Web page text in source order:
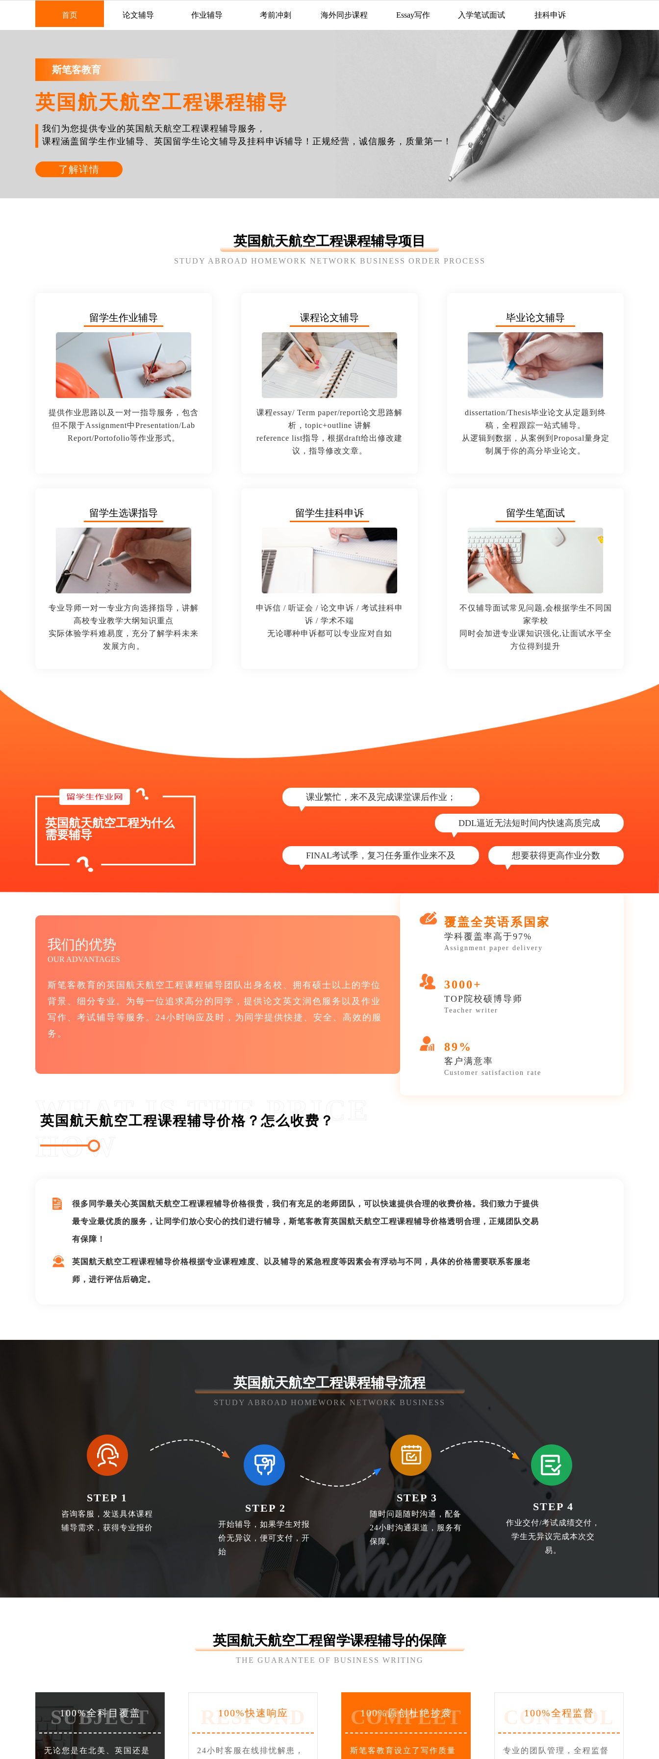
首页 论文辅导 作业辅导 考前冲刺 海外同步课程 Essay写作 入学笔试面试 挂科申诉
斯笔客教育
英国航天航空工程课程辅导
我们为您提供专业的英国航天航空工程课程辅导服务，
课程涵盖留学生作业辅导、英国留学生论文辅导及挂科申诉辅导！正规经营，诚信服务，质量第一！
了解详情
英国航天航空工程课程辅导项目
STUDY ABROAD HOMEWORK NETWORK BUSINESS ORDER PROCESS
留学生作业辅导
提供作业思路以及一对一指导服务，包含
但不限于Assignment中Presentation/Lab
Report/Portofolio等作业形式。
课程论文辅导
课程essay/ Term paper/report论文思路解
析，topic+outline 讲解
reference list指导，根据draft给出修改建
议，指导修改文章。
毕业论文辅导
dissertation/Thesis毕业论文从定题到终
稿，全程跟踪一站式辅导。
从逻辑到数据，从案例到Proposal量身定
制属于你的高分毕业论文。
留学生选课指导
专业导师一对一专业方向选择指导，讲解
高校专业教学大纲知识重点
实际体验学科难易度，充分了解学科未来
发展方向。
留学生挂科申诉
申诉信 / 听证会 / 论文申诉 / 考试挂科申
诉 / 学术不端
无论哪种申诉都可以专业应对自如
留学生笔面试
不仅辅导面试常见问题,会根据学生不同国
家学校
同时会加进专业课知识强化,让面试水平全
方位得到提升
英国航天航空工程为什么
需要辅导
课业繁忙，来不及完成课堂课后作业；
DDL逼近无法短时间内快速高质完成
FINAL考试季，复习任务重作业来不及 想要获得更高作业分数
我们的优势
OUR ADVANTAGES
斯笔客教育的英国航天航空工程课程辅导团队出身名校、拥有硕士以上的学位
背景、细分专业。为每一位追求高分的同学，提供论文英文润色服务以及作业
写作、考试辅导等服务。24小时响应及时，为同学提供快捷、安全、高效的服
务。
覆盖全英语系国家
学科覆盖率高于97%
Assignment paper delivery
3000+
TOP院校硕博导师
Teacher writer
89%
客户满意率
Customer satisfaction rate
WHAT IS THE PRICE
英国航天航空工程课程辅导价格？怎么收费？
HOW
很多同学最关心英国航天航空工程课程辅导价格很贵，我们有充足的老师团队，可以快速提供合理的收费价格。我们致力于提供
最专业最优质的服务，让同学们放心安心的找们进行辅导，斯笔客教育英国航天航空工程课程辅导价格透明合理，正规团队交易
有保障！
英国航天航空工程课程辅导价格根据专业课程难度、以及辅导的紧急程度等因素会有浮动与不同，具体的价格需要联系客服老
师，进行评估后确定。
英国航天航空工程课程辅导流程
STUDY ABROAD HOMEWORK NETWORK BUSINESS
STEP 1
咨询客服，发送具体课程
辅导需求，获得专业报价
STEP 2
开始辅导，如果学生对报
价无异议，便可支付，开
始
STEP 3
随时问题随时沟通，配备
24小时沟通渠道，服务有
保障。
STEP 4
作业交付/考试成绩交付，
学生无异议完成本次交
易。
英国航天航空工程留学课程辅导的保障
THE GUARANTEE OF BUSINESS WRITING
SUBJECT
100%全科目覆盖
无论您是在北美、英国还是
RESPOND
100%快速响应
24小时客服在线排忧解患，
COMPLET
100%原创杜绝抄袭
斯笔客教育设立了写作质量
CONTROL
100%全程监督
专业的团队管理，全程监督